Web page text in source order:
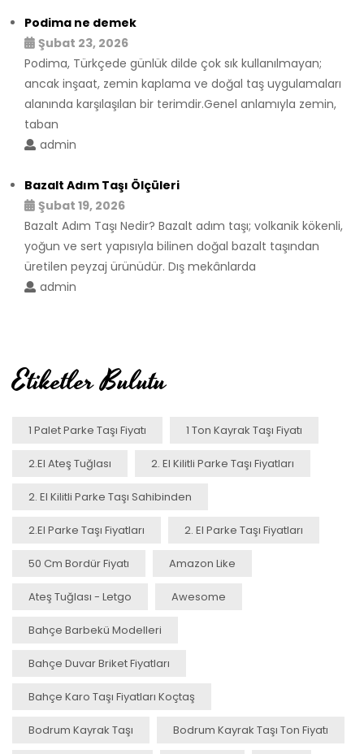
Podima ne demek
Şubat 23, 2026
Podima, Türkçede günlük dilde çok sık kullanılmayan;
ancak inşaat, zemin kaplama ve doğal taş uygulamaları
alanında karşılaşılan bir terimdir.Genel anlamıyla zemin,
taban
admin
Bazalt Adım Taşı Ölçüleri
Şubat 19, 2026
Bazalt Adım Taşı Nedir? Bazalt adım taşı; volkanik kökenli,
yoğun ve sert yapısıyla bilinen doğal bazalt taşından
üretilen peyzaj ürünüdür. Dış mekânlarda
admin
Etiketler Bulutu
1 Palet Parke Taşı Fiyatı 1 Ton Kayrak Taşı Fiyatı
2.el Ateş Tuğlası 2. El Kilitli Parke Taşı Fiyatları
2. El Kilitli Parke Taşı Sahibinden
2.el Parke Taşı Fiyatları 2. El Parke Taşı Fiyatları
50 Cm Bordür Fiyatı Amazon Like
Ateş Tuğlası - Letgo Awesome
Bahçe Barbekü Modelleri
Bahçe Duvar Briket Fiyatları
Bahçe Karo Taşı Fiyatları Koçtaş
Bodrum Kayrak Taşı Bodrum Kayrak Taşı Ton Fiyatı